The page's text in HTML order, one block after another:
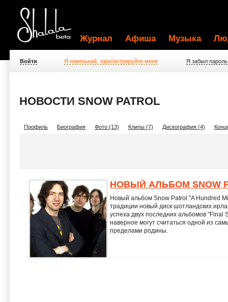
Журнал Афиша Музыка
Войти Я новенький, зарегистрируйте меня Я забыл пароль
НОВОСТИ SNOW PATROL
Профиль Биография Фото (13) Клипы (7) Дискография (4)
НОВЫЙ АЛЬБОМ SNOW
Новый альбом Snow Patrol "A Hundred
традиции новый диск шотландских
успеха двух последних альбомов "Final
наверное могут считаться одной из
пределами родины.